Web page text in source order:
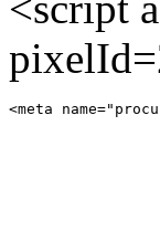
<meta